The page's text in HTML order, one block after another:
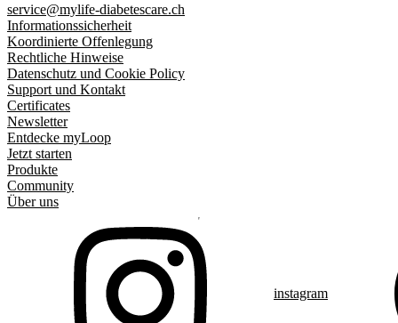
service@mylife-diabetescare.ch
Informationssicherheit
Koordinierte Offenlegung
Rechtliche Hinweise
Datenschutz und Cookie Policy
Support und Kontakt
Certificates
Newsletter
Entdecke myLoop
Jetzt starten
Produkte
Community
Über uns
instagram